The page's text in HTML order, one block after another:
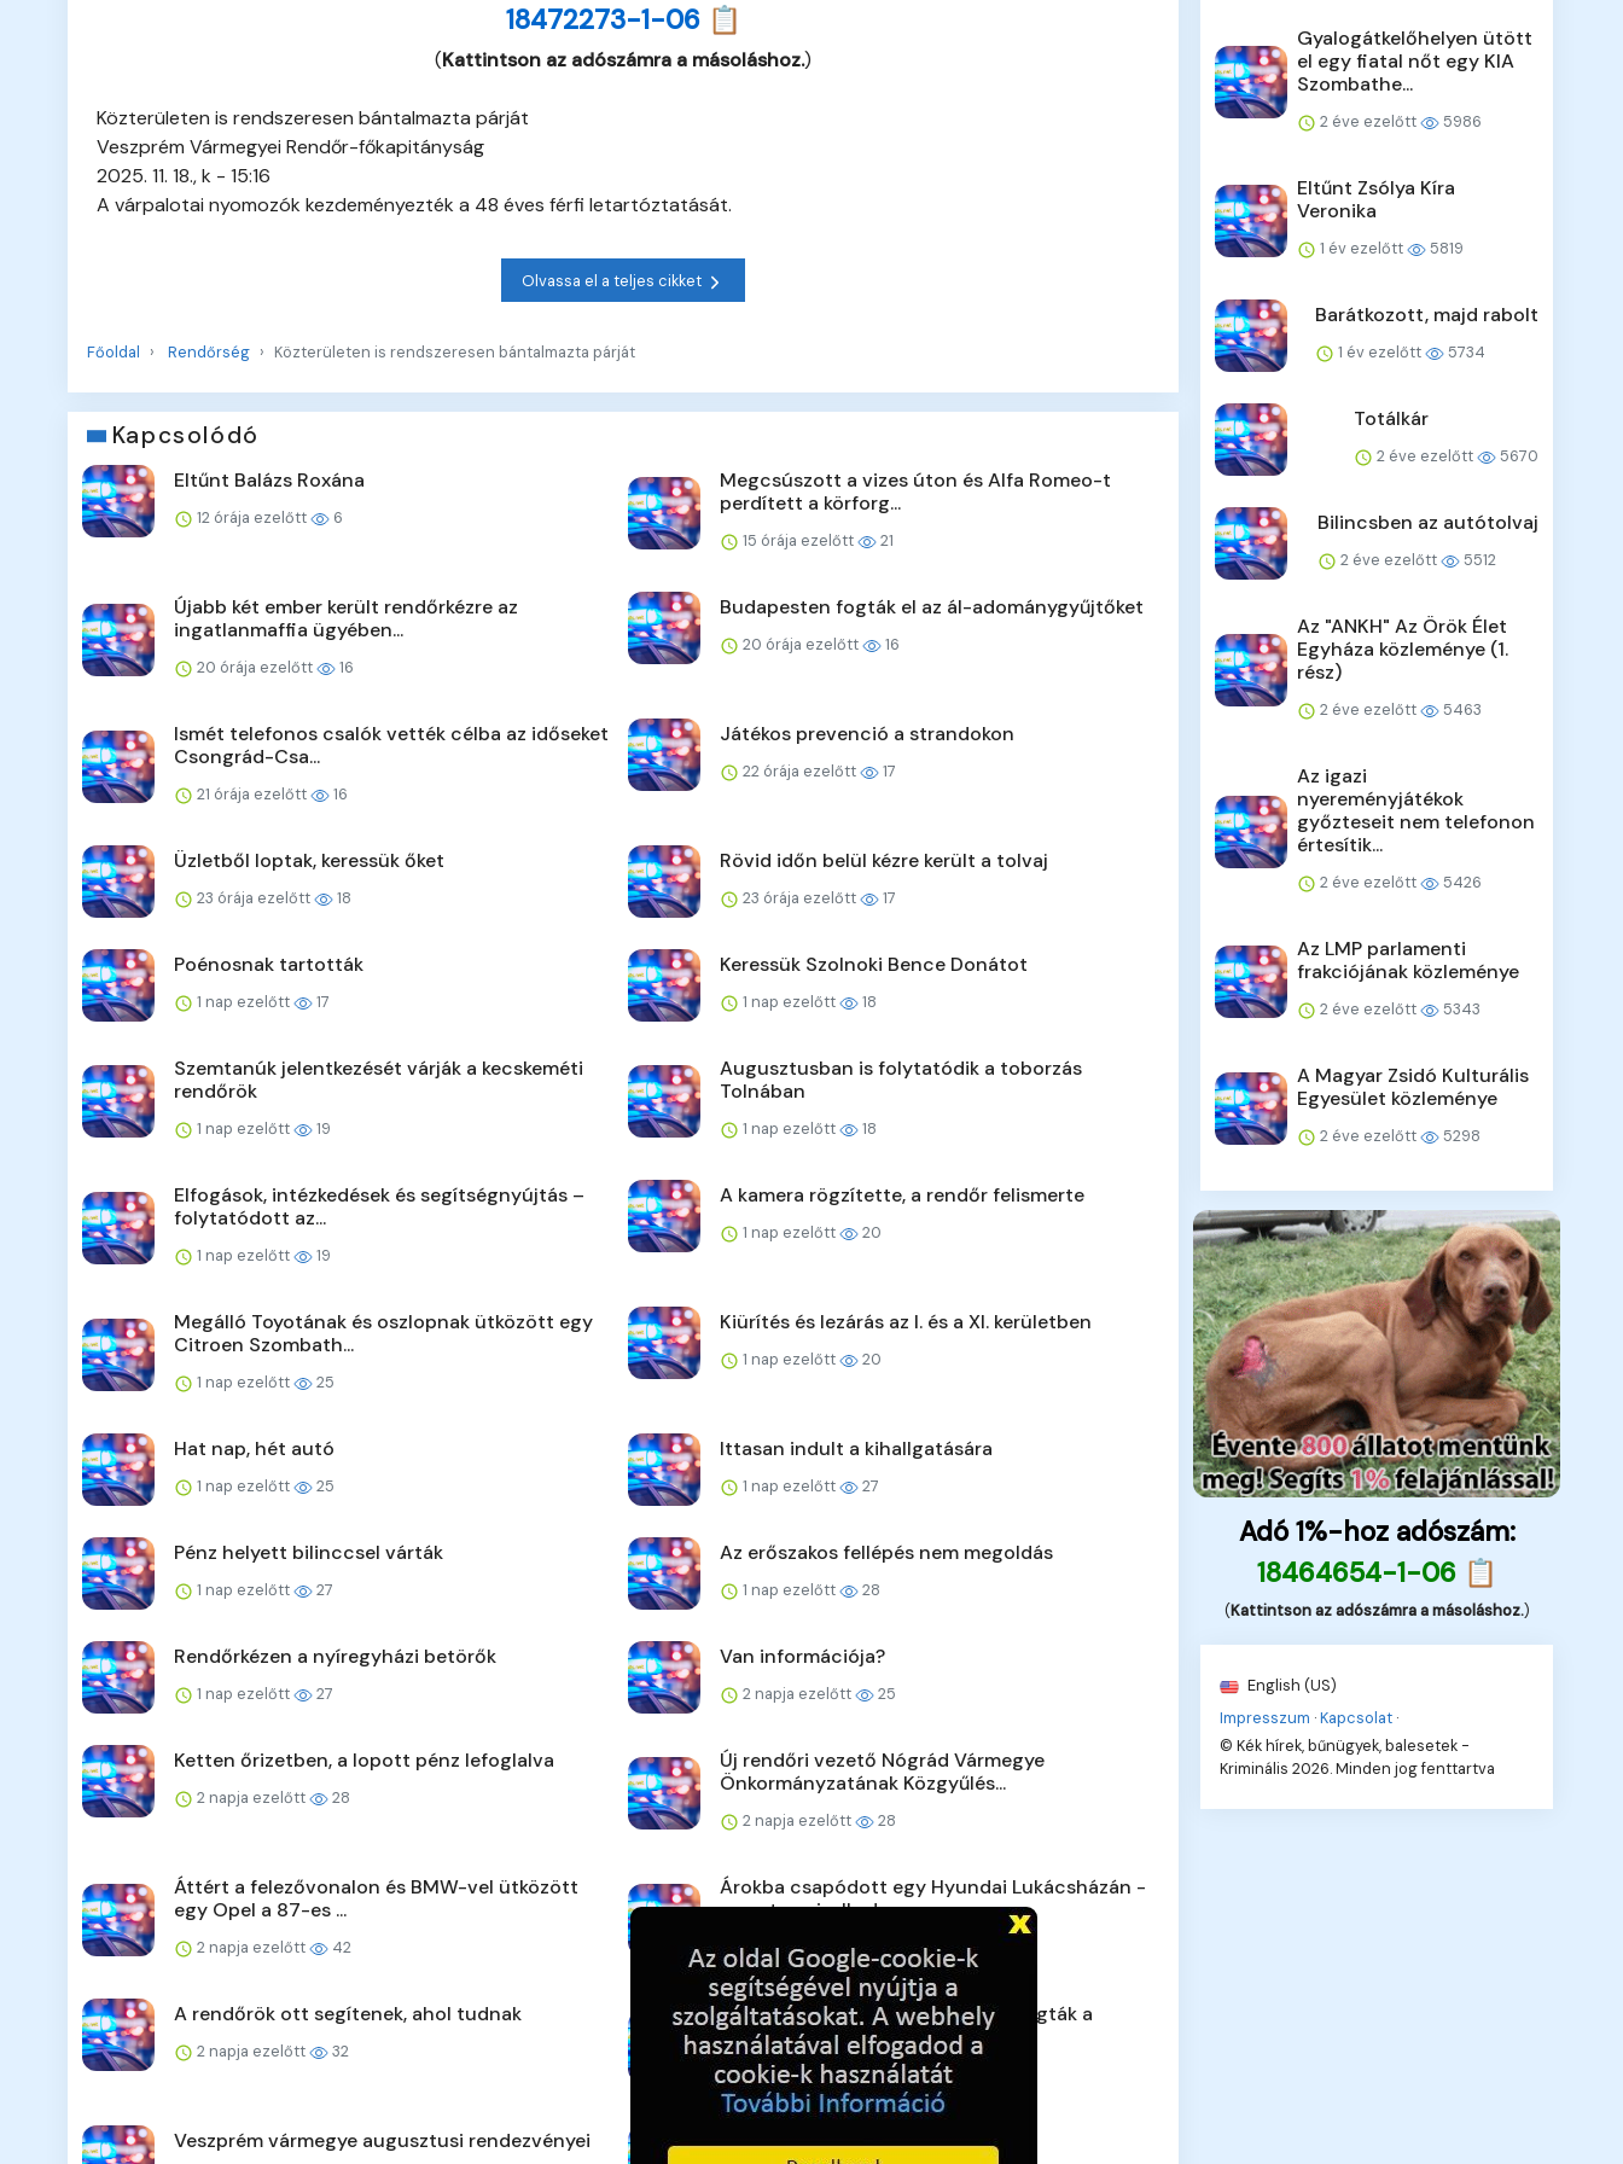
18472273-1-06 📋
(Kattintson az adószámra a másoláshoz.)
Közterületen is rendszeresen bántalmazta párját
Veszprém Vármegyei Rendőr-főkapitányság
2025. 11. 18., k - 15:16
A várpalotai nyomozók kezdeményezték a 48 éves férfi letartóztatását.
Olvassa el a teljes cikket
Főoldal Rendőrség Közterületen is rendszeresen bántalmazta párját
Kapcsolódó
Eltűnt Balázs Roxána
12 órája ezelőtt 6
Megcsúszott a vizes úton és Alfa Romeo-t
perdített a körforg...
15 órája ezelőtt 21
Újabb két ember került rendőrkézre az
ingatlanmaffia ügyében...
20 órája ezelőtt 16
Budapesten fogták el az ál-adománygyűjtőket
20 órája ezelőtt 16
Ismét telefonos csalók vették célba az időseket
Csongrád-Csa...
21 órája ezelőtt 16
Játékos prevenció a strandokon
22 órája ezelőtt 17
Üzletből loptak, keressük őket
23 órája ezelőtt 18
Rövid időn belül kézre került a tolvaj
23 órája ezelőtt 17
Poénosnak tartották
1 nap ezelőtt 17
Keressük Szolnoki Bence Donátot
1 nap ezelőtt 18
Szemtanúk jelentkezését várják a kecskeméti
rendőrök
1 nap ezelőtt 19
Augusztusban is folytatódik a toborzás
Tolnában
1 nap ezelőtt 18
Elfogások, intézkedések és segítségnyújtás –
folytatódott az...
1 nap ezelőtt 19
A kamera rögzítette, a rendőr felismerte
1 nap ezelőtt 20
Megálló Toyotának és oszlopnak ütközött egy
Citroen Szombath...
1 nap ezelőtt 25
Kiürítés és lezárás az I. és a XI. kerületben
1 nap ezelőtt 20
Hat nap, hét autó
1 nap ezelőtt 25
Ittasan indult a kihallgatására
1 nap ezelőtt 27
Pénz helyett bilinccsel várták
1 nap ezelőtt 27
Az erőszakos fellépés nem megoldás
1 nap ezelőtt 28
Rendőrkézen a nyíregyházi betörők
1 nap ezelőtt 27
Van információja?
2 napja ezelőtt 25
Ketten őrizetben, a lopott pénz lefoglalva
2 napja ezelőtt 28
Új rendőri vezető Nógrád Vármegye
Önkormányzatának Közgyűlés...
2 napja ezelőtt 28
Áttért a felezővonalon és BMW-vel ütközött
egy Opel a 87-es ...
2 napja ezelőtt 42
Árokba csapódott egy Hyundai Lukácsházán -
zavartan viselked...
2 napja ezelőtt
A rendőrök ott segítenek, ahol tudnak
2 napja ezelőtt 32
Eltakarította a telefonokat, de elfogták a
rendőrök
2 napja ezelőtt 32
Veszprém vármegye augusztusi rendezvényei Karcagi mérleg
Gyalogátkelőhelyen ütött
el egy fiatal nőt egy KIA
Szombathe...
2 éve ezelőtt 5986
Eltűnt Zsólya Kíra
Veronika
1 év ezelőtt 5819
Barátkozott, majd rabolt
1 év ezelőtt 5734
Totálkár
2 éve ezelőtt 5670
Bilincsben az autótolvaj
2 éve ezelőtt 5512
Az "ANKH" Az Örök Élet
Egyháza közleménye (1.
rész)
2 éve ezelőtt 5463
Az igazi
nyereményjátékok
győzteseit nem telefonon
értesítik...
2 éve ezelőtt 5426
Az LMP parlamenti
frakciójának közleménye
2 éve ezelőtt 5343
A Magyar Zsidó Kulturális
Egyesület közleménye
2 éve ezelőtt 5298
Adó 1%-hoz adószám:
18464654-1-06 📋
(Kattintson az adószámra a másoláshoz.)
English (US)
Impresszum ·Kapcsolat ·
© Kék hírek, bűnügyek, balesetek -
Kriminális 2026. Minden jog fenttartva